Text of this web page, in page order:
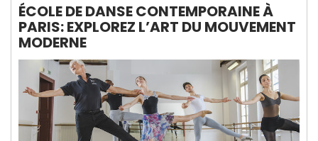
ÉCOLE DE DANSE CONTEMPORAINE À
PARIS: EXPLOREZ L’ART DU MOUVEMENT
MODERNE